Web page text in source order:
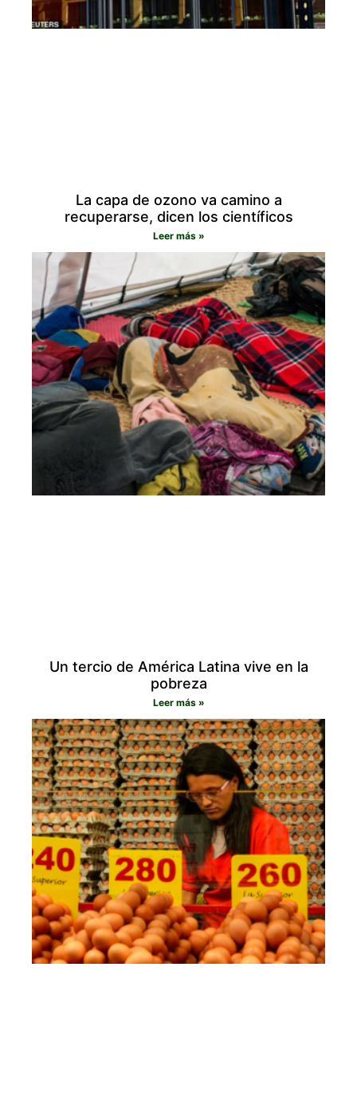
La capa de ozono va camino a
recuperarse, dicen los científicos
Leer más »
Un tercio de América Latina vive en la
pobreza
Leer más »